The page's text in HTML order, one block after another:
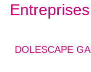
DOLESCAPE